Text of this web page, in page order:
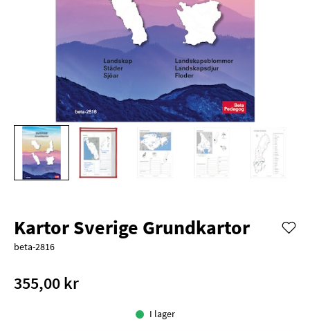
Kartor Sverige Grundkartor
beta-2816
355,00 kr
I lager